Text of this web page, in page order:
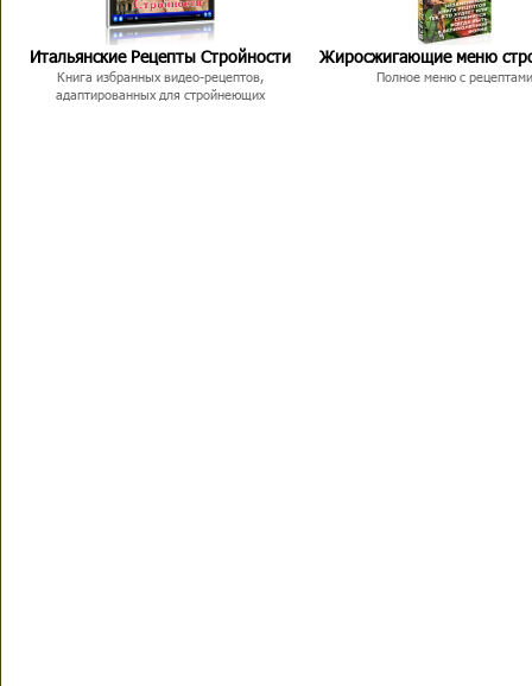
Итальянские Рецепты Стройности
Книга избранных видео-рецептов,
адаптированных для стройнеющих
Жиросжигающие меню
Полное меню с рецептами